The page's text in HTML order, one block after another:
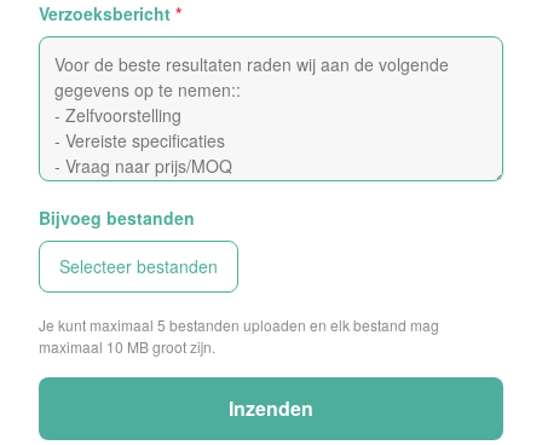
Verzoeksbericht *
Bijvoeg bestanden
Selecteer bestanden
Je kunt maximaal 5 bestanden uploaden en elk bestand mag
maximaal 10 MB groot zijn.
Inzenden